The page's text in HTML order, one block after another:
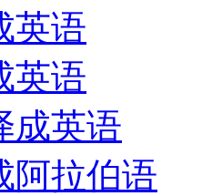
英语
英语
成英语
阿拉伯语